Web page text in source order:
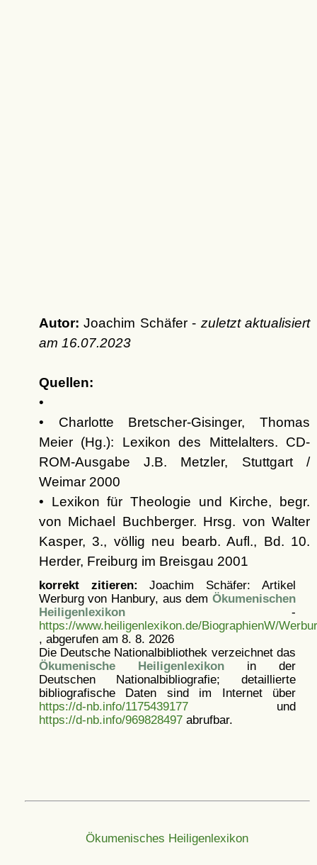
Autor: Joachim Schäfer - zuletzt aktualisiert
am 16.07.2023
Quellen:
•
• Charlotte Bretscher-Gisinger, Thomas
Meier (Hg.): Lexikon des Mittelalters. CD-
ROM-Ausgabe J.B. Metzler, Stuttgart /
Weimar 2000
• Lexikon für Theologie und Kirche, begr.
von Michael Buchberger. Hrsg. von Walter
Kasper, 3., völlig neu bearb. Aufl., Bd. 10.
Herder, Freiburg im Breisgau 2001
korrekt zitieren: Joachim Schäfer: Artikel
Werburg von Hanbury, aus dem Ökumenischen
Heiligenlexikon-
https://www.heiligenlexikon.de/BiographienW/
, abgerufen am 8. 8. 2026
Die Deutsche Nationalbibliothek verzeichnet das
Ökumenische Heiligenlexikonin der
Deutschen Nationalbibliografie; detaillierte
bibliografische Daten sind im Internet über
https://d-nb.info/1175439177und
https://d-nb.info/969828497abrufbar.
Ökumenisches Heiligenlexikon